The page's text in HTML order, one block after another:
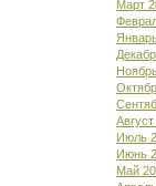
Март
Июль
Июнь
Май